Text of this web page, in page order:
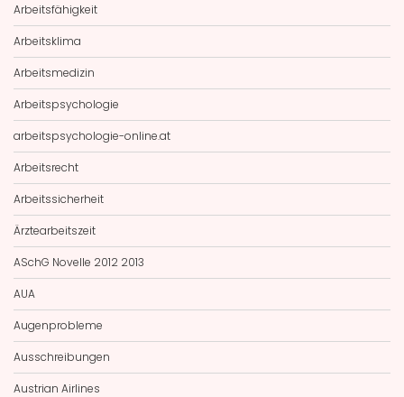
Arbeitsfähigkeit
Arbeitsklima
Arbeitsmedizin
Arbeitspsychologie
arbeitspsychologie-online.at
Arbeitsrecht
Arbeitssicherheit
Ärztearbeitszeit
ASchG Novelle 2012 2013
AUA
Augenprobleme
Ausschreibungen
Austrian Airlines